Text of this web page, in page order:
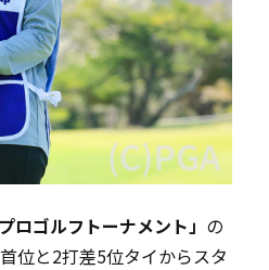
ロゴルフトーナメント」 の
位と2打差5位タイからスタ